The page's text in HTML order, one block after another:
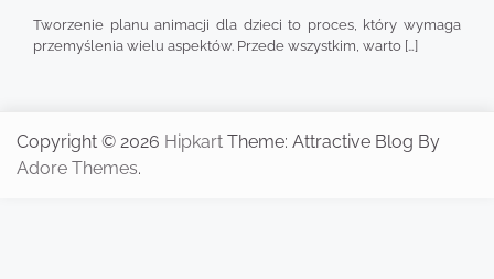
Tworzenie planu animacji dla dzieci to proces, który wymaga
przemyślenia wielu aspektów. Przede wszystkim, warto […]
Copyright © 2026 Hipkart Theme: Attractive Blog By
Adore Themes.